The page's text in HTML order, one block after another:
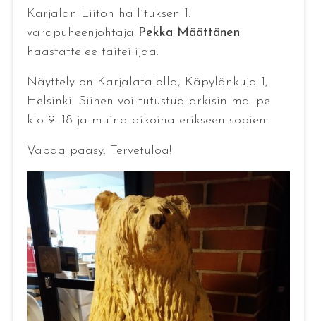
Karjalan Liiton hallituksen 1.
varapuheenjohtaja Pekka Määttänen
haastattelee taiteilijaa.
Näyttely on Karjalatalolla, Käpylänkuja 1,
Helsinki. Siihen voi tutustua arkisin ma–pe
klo 9–18 ja muina aikoina erikseen sopien.
Vapaa pääsy. Tervetuloa!